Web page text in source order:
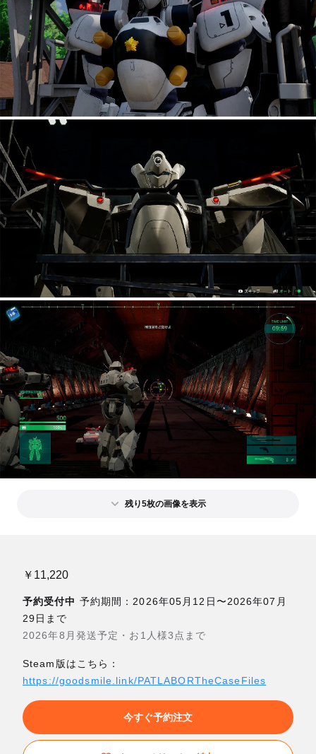
残り5枚の画像を表示
￥11,220
予約受付中 予約期間：2026年05月12日〜2026年07月
29日まで
2026年8月発送予定・お1人様3点まで
Steam版はこちら：
https://goodsmile.link/PATLABORTheCaseFiles
今すぐ予約注文